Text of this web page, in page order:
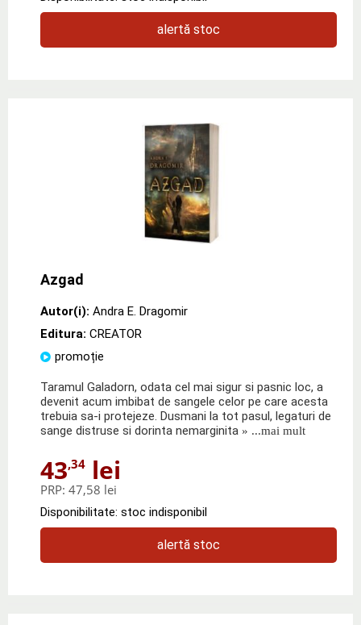
alertă stoc
Azgad
Autor(i): Andra E. Dragomir
Editura: CREATOR
promoție
Taramul Galadorn, odata cel mai sigur si pasnic loc, a
devenit acum imbibat de sangele celor pe care acesta
trebuia sa-i protejeze. Dusmani la tot pasul, legaturi de
sange distruse si dorinta nemarginita » ...mai mult
43,34 lei
PRP: 47,58 lei
Disponibilitate: stoc indisponibil
alertă stoc